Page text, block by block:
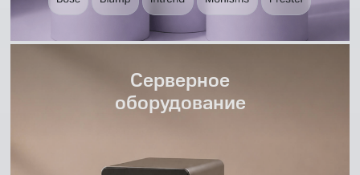
Серверное
оборудование